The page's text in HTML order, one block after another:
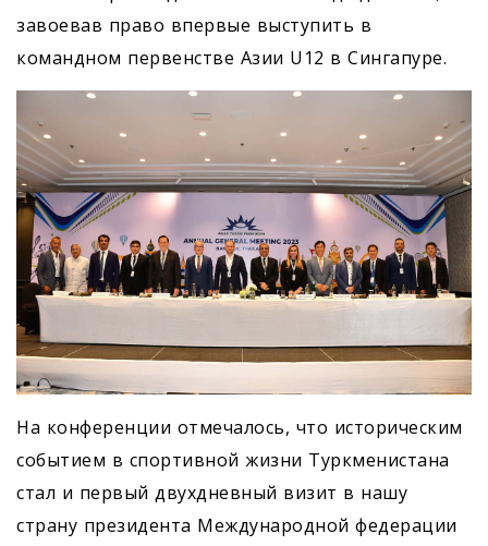
завоевав право впервые выступить в
командном первенстве Азии U12 в Сингапуре.
На конференции отмечалось, что историческим
событием в спортивной жизни Туркменистана
стал и первый двухдневный визит в нашу
страну президента Международной федерации